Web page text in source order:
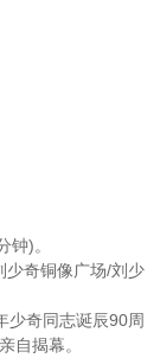
钟)。
奇铜像广场/刘少
少奇同志诞辰90周
志亲自揭幕。